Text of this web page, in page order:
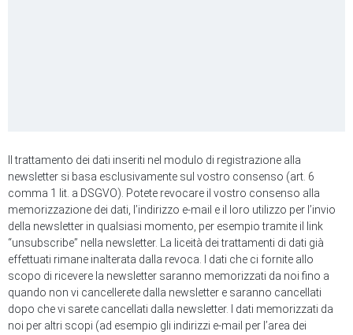
Il trattamento dei dati inseriti nel modulo di registrazione alla
newsletter si basa esclusivamente sul vostro consenso (art. 6
comma 1 lit. a DSGVO). Potete revocare il vostro consenso alla
memorizzazione dei dati, l’indirizzo e-mail e il loro utilizzo per l’invio
della newsletter in qualsiasi momento, per esempio tramite il link
“unsubscribe” nella newsletter. La liceità dei trattamenti di dati già
effettuati rimane inalterata dalla revoca. I dati che ci fornite allo
scopo di ricevere la newsletter saranno memorizzati da noi fino a
quando non vi cancellerete dalla newsletter e saranno cancellati
dopo che vi sarete cancellati dalla newsletter. I dati memorizzati da
noi per altri scopi (ad esempio gli indirizzi e-mail per l’area dei